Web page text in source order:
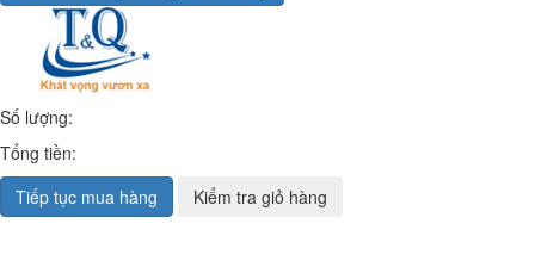
Số lượng:
Tổng tiền:
Tiếp tục mua hàng
Kiểm tra giỏ hàng